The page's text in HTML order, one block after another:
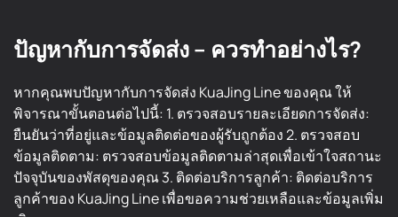
ปัญหากับการจัดส่ง – ควรทำอย่างไร?
หากคุณพบปัญหากับการจัดส่ง KuaJing Line ของคุณ ให้
พิจารณาขั้นตอนต่อไปนี้: 1. ตรวจสอบรายละเอียดการจัดส่ง:
ยืนยันว่าที่อยู่และข้อมูลติดต่อของผู้รับถูกต้อง 2. ตรวจสอบ
ข้อมูลติดตาม: ตรวจสอบข้อมูลติดตามล่าสุดเพื่อเข้าใจสถานะ
ปัจจุบันของพัสดุของคุณ 3. ติดต่อบริการลูกค้า: ติดต่อบริการ
ลูกค้าของ KuaJing Line เพื่อขอความช่วยเหลือและข้อมูลเพิ่ม